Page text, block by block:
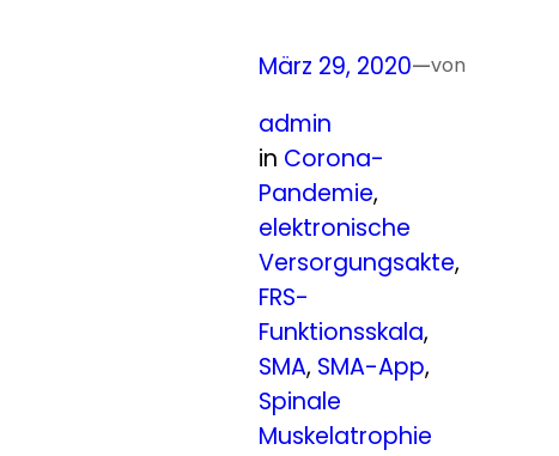
März 29, 2020—von
admin
in Corona-
Pandemie
elektronische
Versorgungsakte
FRS-
Funktionsskala
SMA, SMA-App
Spinale
Muskelatrophie